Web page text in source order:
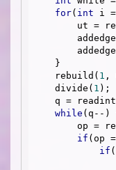
for( int i =
    rebuild(
1 ,
    divide(
1 );
while (q--)
if (op
if